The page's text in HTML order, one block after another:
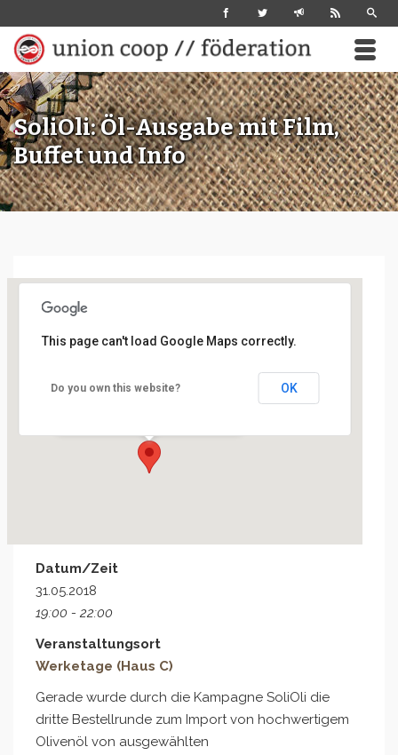
SoliOli: Öl-Ausgabe mit Film,
Buffet und Info
Werketage (Haus C)
Gewerbehof Saarbrücker Str. 24 - Berlin
This page can't load Google Maps correctly.
Do you own this website? OK
Datum/Zeit
31.05.2018
19:00 - 22:00
Veranstaltungsort
Werketage (Haus C)
Gerade wurde durch die Kampagne SoliOli die
dritte Bestellrunde zum Import von hochwertigem
Olivenöl von ausgewählten